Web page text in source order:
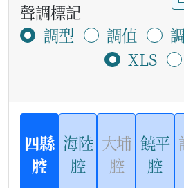
聲調標記
調型
調值
XLS
四縣
腔
海陸
腔
大埔
腔
饒平
腔